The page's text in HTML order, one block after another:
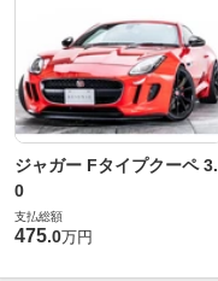
ジャガー Fタイプクーペ 3.
0
支払総額
475.0万円